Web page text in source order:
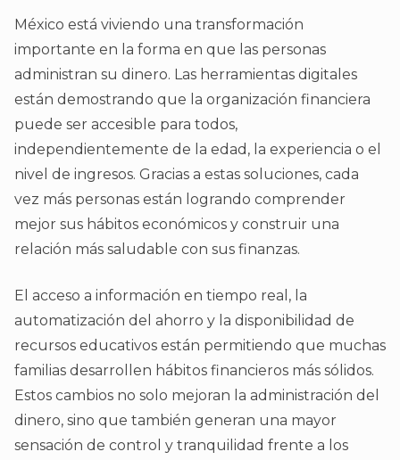
México está viviendo una transformación
importante en la forma en que las personas
administran su dinero. Las herramientas digitales
están demostrando que la organización financiera
puede ser accesible para todos,
independientemente de la edad, la experiencia o el
nivel de ingresos. Gracias a estas soluciones, cada
vez más personas están logrando comprender
mejor sus hábitos económicos y construir una
relación más saludable con sus finanzas.
El acceso a información en tiempo real, la
automatización del ahorro y la disponibilidad de
recursos educativos están permitiendo que muchas
familias desarrollen hábitos financieros más sólidos.
Estos cambios no solo mejoran la administración del
dinero, sino que también generan una mayor
sensación de control y tranquilidad frente a los